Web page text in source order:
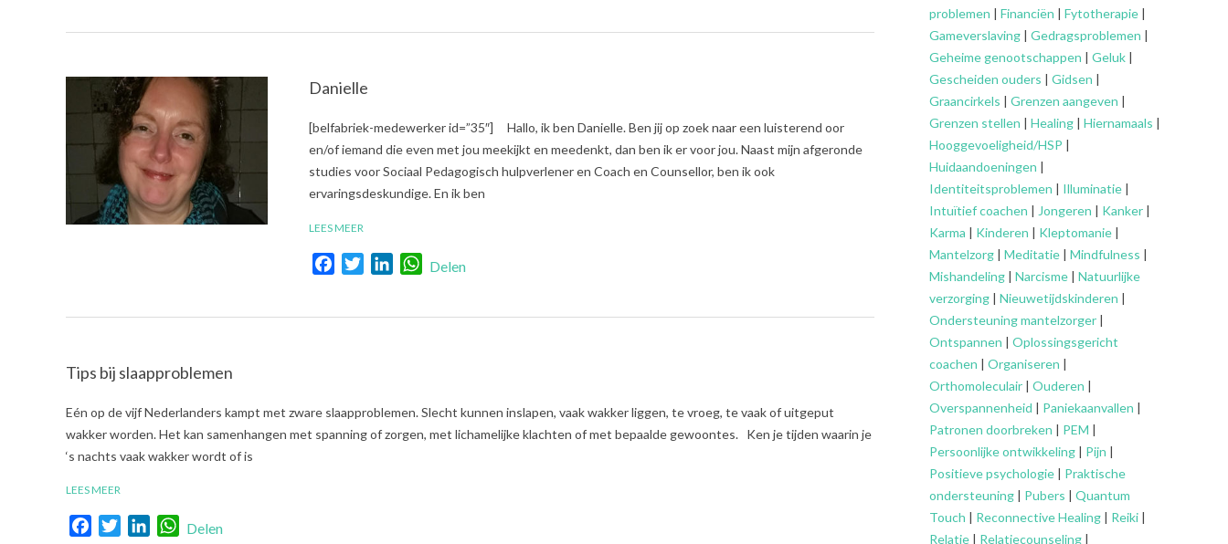
Danielle
2018-
12-
18
[belfabriek-medewerker id=”35″] Hallo, ik ben Danielle. Ben jij op zoek naar een luisterend oor
en/of iemand die even met jou meekijkt en meedenkt, dan ben ik er voor jou. Naast mijn afgeronde
studies voor Sociaal Pedagogisch hulpverlener en Coach en Counsellor, ben ik ook
ervaringsdeskundige. En ik ben
LEES MEER
FacebookTwitterLinkedInWhatsApp
Delen
Tips bij slaapproblemen
2018-
06-
18
Eén op de vijf Nederlanders kampt met zware slaapproblemen. Slecht kunnen inslapen, vaak wakker liggen, te vroeg, te vaak of uitgeput
wakker worden. Het kan samenhangen met spanning of zorgen, met lichamelijke klachten of met bepaalde gewoontes. Ken je tijden waarin je
‘s nachts vaak wakker wordt of is
LEES MEER
FacebookTwitterLinkedInWhatsApp
Delen
problemen | Financiën | Fytotherapie |
Gameverslaving | Gedragsproblemen |
Geheime genootschappen | Geluk |
Gescheiden ouders | Gidsen |
Graancirkels | Grenzen aangeven |
Grenzen stellen | Healing | Hiernamaals |
Hooggevoeligheid/HSP |
Huidaandoeningen |
Identiteitsproblemen | Illuminatie |
Intuïtief coachen | Jongeren | Kanker |
Karma | Kinderen | Kleptomanie |
Mantelzorg | Meditatie | Mindfulness |
Mishandeling | Narcisme | Natuurlijke
verzorging | Nieuwetijdskinderen |
Ondersteuningmantelzorger |
Ontspannen | Oplossingsgericht
coachen | Organiseren |
Orthomoleculair | Ouderen |
Overspannenheid | Paniekaanvallen |
Patronen doorbreken | PEM |
Persoonlijke ontwikkeling | Pijn |
Positieve psychologie | Praktische
ondersteuning | Pubers | Quantum
Touch | Reconnective Healing | Reiki |
Relatie | Relatiecounseling |